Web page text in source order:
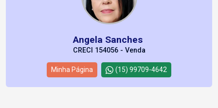
Angela Sanches
CRECI 154056 - Venda
Minha Página (15) 99709-4642